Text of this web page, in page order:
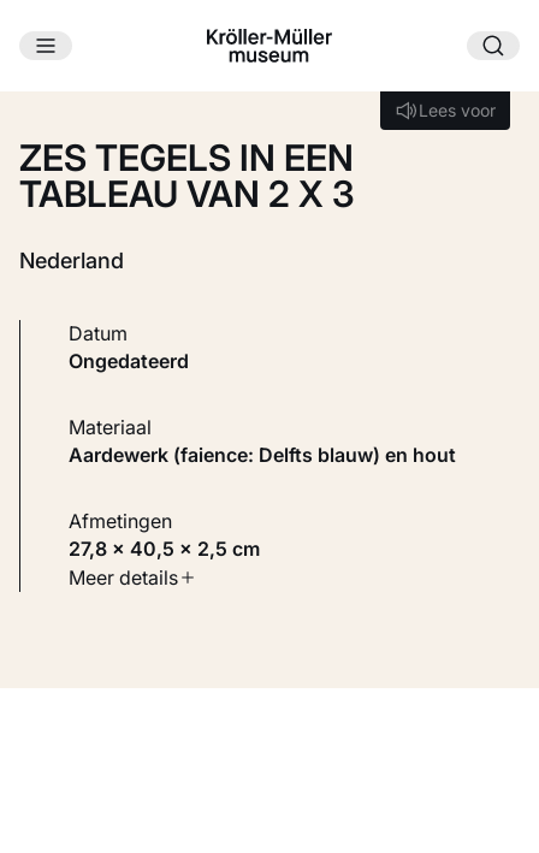
Ga naar hoofdinhoud
Lees voor
Lees voor
ZES TEGELS IN EEN
TABLEAU VAN 2 X 3
Nederland
Datum
ongedateerd
Materiaal
Aardewerk (faience: Delfts blauw) en hout
Afmetingen
27,8 × 40,5 × 2,5 cm
Soort werk
Meer details